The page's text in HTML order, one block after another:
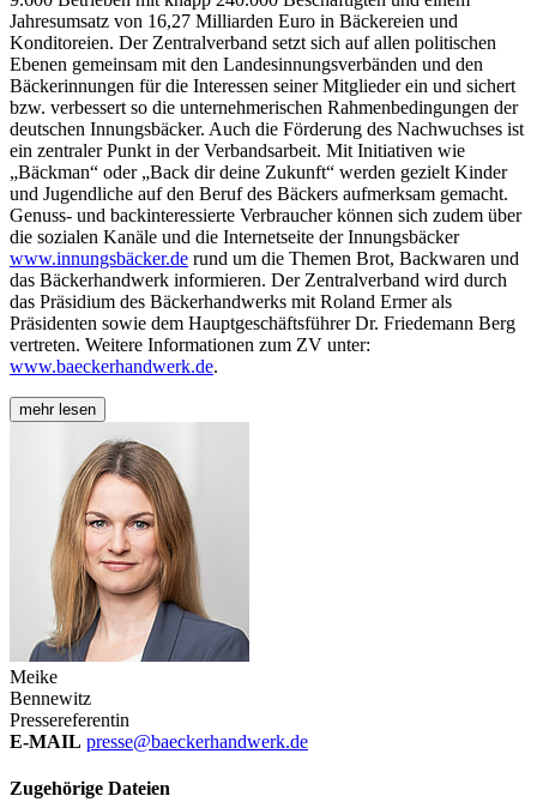
Jahresumsatz von 16,27 Milliarden Euro in Bäckereien und
Konditoreien. Der Zentralverband setzt sich auf allen politischen
Ebenen gemeinsam mit den Landesinnungsverbänden und den
Bäckerinnungen für die Interessen seiner Mitglieder ein und sichert
bzw. verbessert so die unternehmerischen Rahmenbedingungen der
deutschen Innungsbäcker. Auch die Förderung des Nachwuchses ist
ein zentraler Punkt in der Verbandsarbeit. Mit Initiativen wie
„Bäckman“ oder „Back dir deine Zukunft“ werden gezielt Kinder
und Jugendliche auf den Beruf des Bäckers aufmerksam gemacht.
Genuss- und backinteressierte Verbraucher können sich zudem über
die sozialen Kanäle und die Internetseite der Innungsbäcker
www.innungsbäcker.de rund um die Themen Brot, Backwaren und
das Bäckerhandwerk informieren. Der Zentralverband wird durch
das Präsidium des Bäckerhandwerks mit Roland Ermer als
Präsidenten sowie dem Hauptgeschäftsführer Dr. Friedemann Berg
vertreten. Weitere Informationen zum ZV unter:
www.baeckerhandwerk.de.
mehr lesen
Meike
Bennewitz
Pressereferentin
E-MAIL presse@baeckerhandwerk.de
Zugehörige Dateien